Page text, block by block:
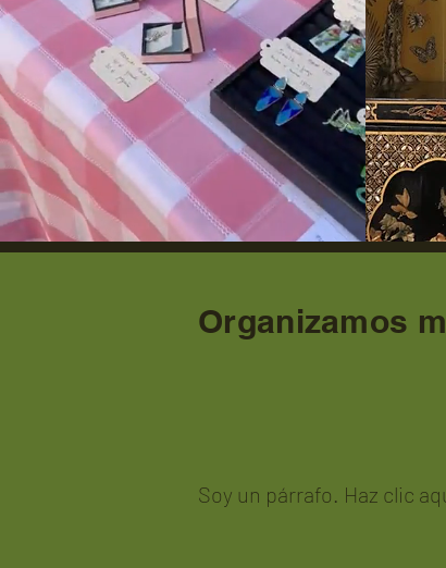
Organizamos
Soy un párrafo. Haz clic